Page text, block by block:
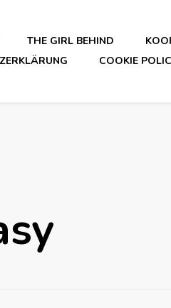
THE GIRL BEHIND
COOKIE